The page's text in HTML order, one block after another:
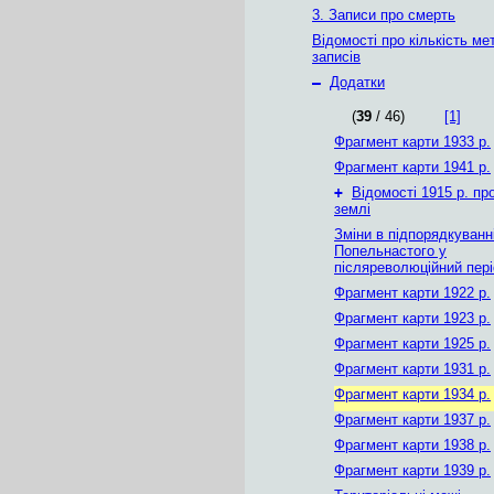
3. Записи про смерть
Відомості про кількість
записів
– Додатки
(39 / 46)
[1]
Фрагмент карти 1933 р.
Фрагмент карти 1941 р.
+
Відомості 1915 р.
землі
Зміни в
Попельнастого у
післяреволюційний
Фрагмент карти 1922 р.
Фрагмент карти 1923 р.
Фрагмент карти 1925 р.
Фрагмент карти 1931 р.
Фрагмент карти 1934 р.
Фрагмент карти 1937 р.
Фрагмент карти 1938 р.
Фрагмент карти 1939 р.